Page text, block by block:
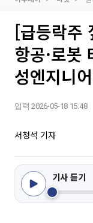
[급등락주
항공·로봇
성엔지니
입력 2026-05-18 15:48
서청석 기자
기사 듣기